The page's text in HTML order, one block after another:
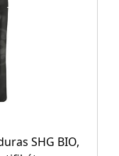
SHG BIO,